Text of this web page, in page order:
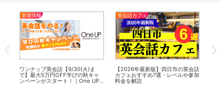
新着情報
ワンナップ英会話【9/30(火)ま
で】最大5万円OFF学びの秋キャ
ンペーンがスタート！｜One UP
英会話カフェ
【2026年最新版】四日市の英会話
カフェおすすめ7選・レベルや参加
料金を解説